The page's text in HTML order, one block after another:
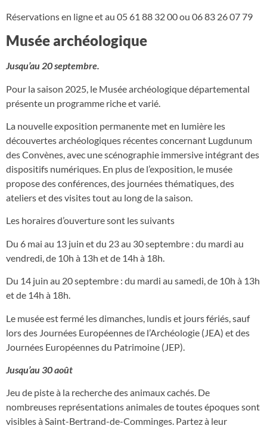
Réservations en ligne et au 05 61 88 32 00 ou 06 83 26 07 79
Musée archéologique
Jusqu’au 20 septembre.
Pour la saison 2025, le Musée archéologique départemental
présente un programme riche et varié.
La nouvelle exposition permanente met en lumière les
découvertes archéologiques récentes concernant Lugdunum
des Convènes, avec une scénographie immersive intégrant des
dispositifs numériques. En plus de l’exposition, le musée
propose des conférences, des journées thématiques, des
ateliers et des visites tout au long de la saison.
Les horaires d’ouverture sont les suivants
Du 6 mai au 13 juin et du 23 au 30 septembre : du mardi au
vendredi, de 10h à 13h et de 14h à 18h.
Du 14 juin au 20 septembre : du mardi au samedi, de 10h à 13h
et de 14h à 18h.
Le musée est fermé les dimanches, lundis et jours fériés, sauf
lors des Journées Européennes de l’Archéologie (JEA) et des
Journées Européennes du Patrimoine (JEP).
Jusqu’au 30 août
Jeu de piste à la recherche des animaux cachés. De
nombreuses représentations animales de toutes époques sont
visibles à Saint-Bertrand-de-Comminges. Partez à leur